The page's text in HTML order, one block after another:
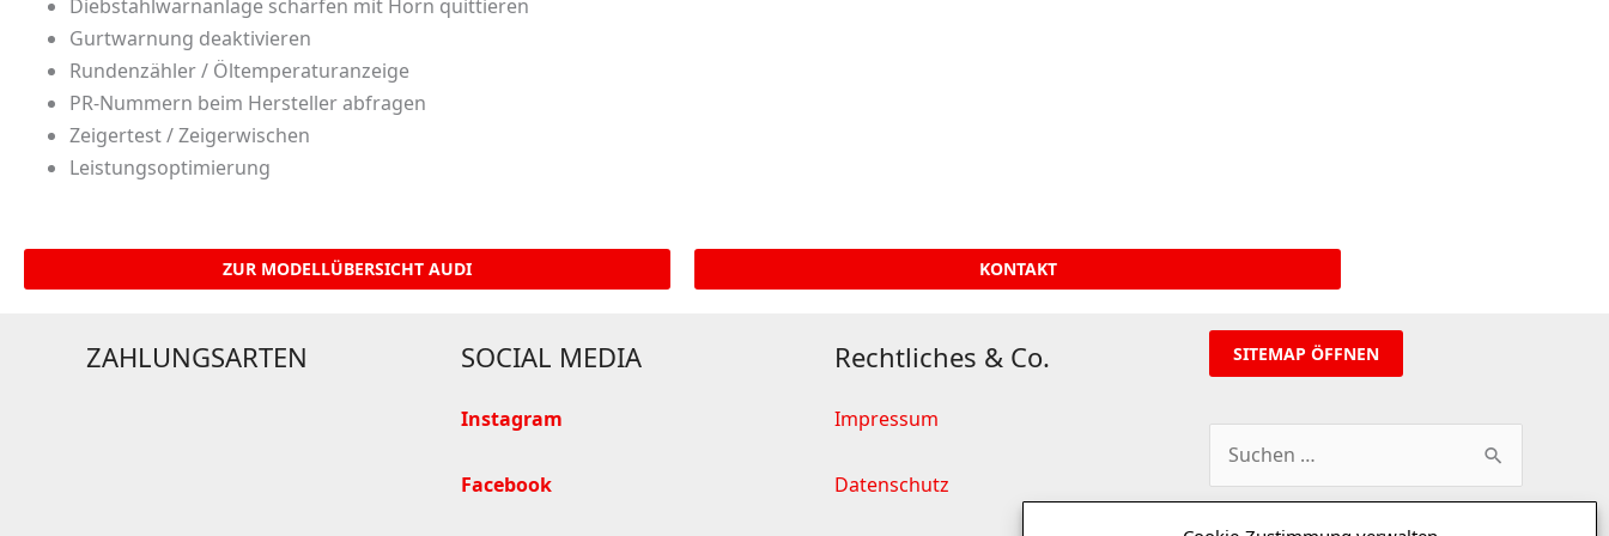
Diebstahlwarnanlage schärfen mit Horn quittieren
Gurtwarnung deaktivieren
Rundenzähler / Öltemperaturanzeige
PR-Nummern beim Hersteller abfragen
Zeigertest / Zeigerwischen
Leistungsoptimierung
ZUR MODELLÜBERSICHT AUDI KONTAKT
ZAHLUNGSARTEN SOCIAL MEDIA
Instagram
Facebook
Rechtliches & Co.
Impressum
Datenschutz
SITEMAP ÖFFNEN
Suchen
nach: